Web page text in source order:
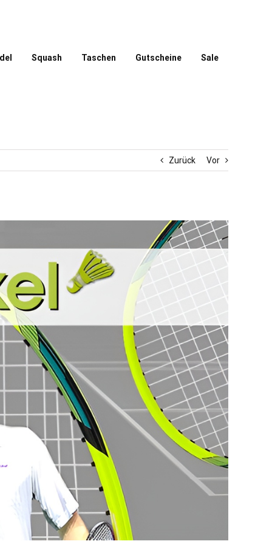
Squash Taschen Gutscheine Sale
Zurück Vor